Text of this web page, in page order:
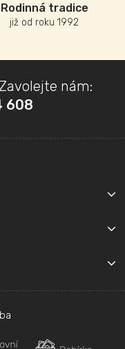
Rodinná tradice
již od roku 1992
nám:
608